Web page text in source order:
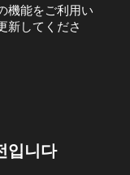
機能をご利用い
新してくださ
입니다